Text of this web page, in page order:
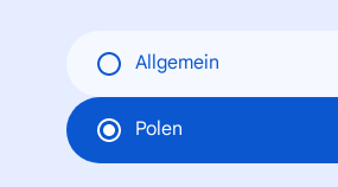
Allgemein
Polen